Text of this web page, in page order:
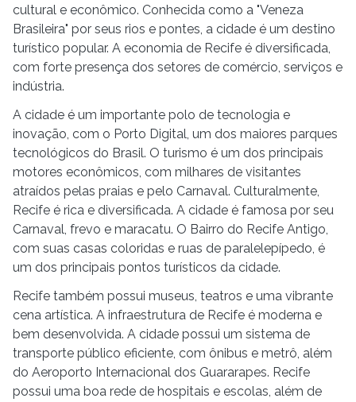
cultural e econômico. Conhecida como a "Veneza
Brasileira" por seus rios e pontes, a cidade é um destino
turístico popular. A economia de Recife é diversificada,
com forte presença dos setores de comércio, serviços e
indústria.
A cidade é um importante polo de tecnologia e
inovação, com o Porto Digital, um dos maiores parques
tecnológicos do Brasil. O turismo é um dos principais
motores econômicos, com milhares de visitantes
atraídos pelas praias e pelo Carnaval. Culturalmente,
Recife é rica e diversificada. A cidade é famosa por seu
Carnaval, frevo e maracatu. O Bairro do Recife Antigo,
com suas casas coloridas e ruas de paralelepípedo, é
um dos principais pontos turísticos da cidade.
Recife também possui museus, teatros e uma vibrante
cena artística. A infraestrutura de Recife é moderna e
bem desenvolvida. A cidade possui um sistema de
transporte público eficiente, com ônibus e metrô, além
do Aeroporto Internacional dos Guararapes. Recife
possui uma boa rede de hospitais e escolas, além de